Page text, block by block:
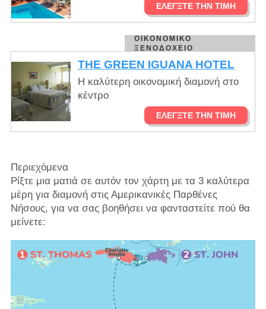
ΕΛΈΓΞΤΕ ΤΗΝ ΤΙΜΉ
ΟΙΚΟΝΟΜΙΚΌ
ΞΕΝΟΔΟΧΕΊΟ
THE GREEN IGUANA HOTEL
Η καλύτερη οικονομική διαμονή στο
κέντρο
ΕΛΈΓΞΤΕ ΤΗΝ ΤΙΜΉ
Περιεχόμενα
Ρίξτε μια ματιά σε αυτόν τον χάρτη με τα 3 καλύτερα
μέρη για διαμονή στις Αμερικανικές Παρθένες
Νήσους, για να σας βοηθήσει να φανταστείτε πού θα
μείνετε: